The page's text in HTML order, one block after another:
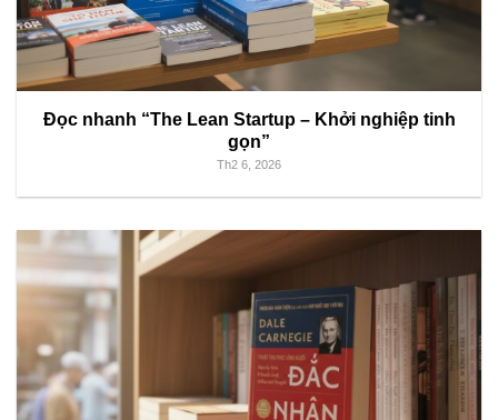
Đọc nhanh “The Lean Startup – Khởi nghiệp tinh
gọn”
Th2 6, 2026